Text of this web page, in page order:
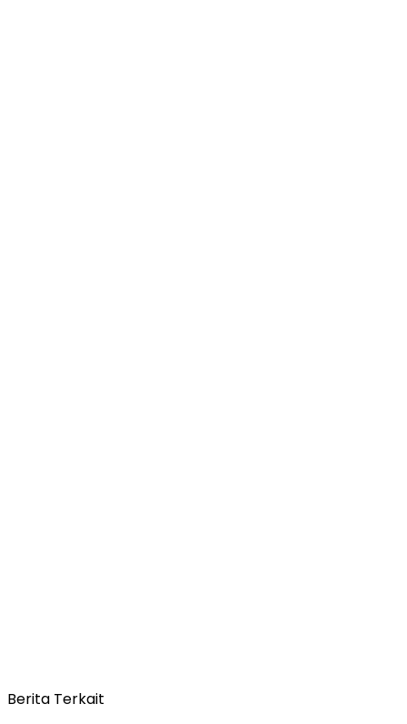
Berita Terkait